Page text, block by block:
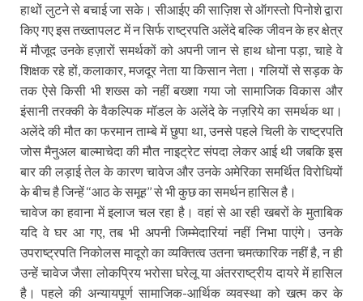
हाथों लुटने से बचाई जा सके। सीआईए की साज़िश से ऑगस्तो पिनोशे द्वारा
किए गए इस तख्तापलट में न सिर्फ राष्ट्रपति अलेंदे बल्कि जीवन के हर क्षेत्र
में मौजूद उनके हज़ारों समर्थकों को अपनी जान से हाथ धोना पड़ा, चाहे वे
शिक्षक रहे हों, कलाकार, मजदूर नेता या किसान नेता। गलियों से सड़क के
तक ऐसे किसी भी शख्स को नहीं बख्शा गया जो सामाजिक विकास और
इंसानी तरक्की के वैकल्पिक मॉडल के अलेंदे के नज़रिये का समर्थक था।
अलेंदे की मौत का फरमान ताम्बे में छुपा था, उनसे पहले चिली के राष्ट्रपति
जोस मैनुअल बाल्माचेदा की मौत नाइट्रेट संपदा लेकर आई थी जबकि इस
बार की लड़ाई तेल के कारण चावेज और उनके अमेरिका समर्थित विरोधियों
के बीच है जिन्हें ‘‘आठ के समूह’’ से भी कुछ का समर्थन हासिल है।
चावेज का हवाना में इलाज चल रहा है। वहां से आ रही खबरों के मुताबिक
यदि वे घर आ गए, तब भी अपनी जिम्मेदारियां नहीं निभा पाएंगे। उनके
उपराष्ट्रपति निकोलस मादूरो का व्यक्तित्व उतना चमत्कारिक नहीं है, न ही
उन्हें चावेज जैसा लोकप्रिय भरोसा घरेलू या अंतरराष्ट्रीय दायरे में हासिल
है। पहले की अन्यायपूर्ण सामाजिक-आर्थिक व्यवस्था को खत्म कर के